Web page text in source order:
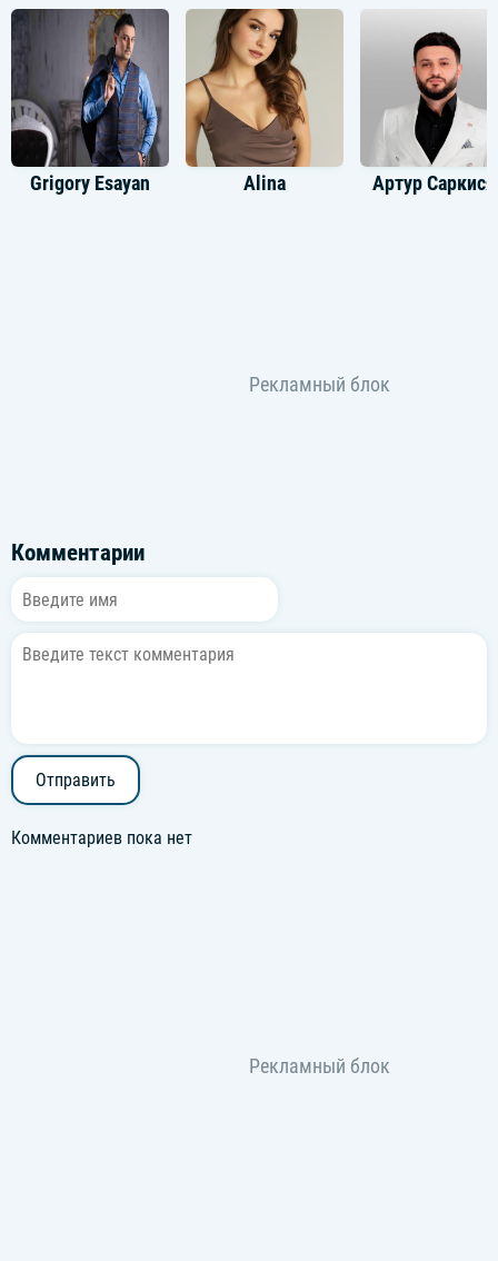
Grigory Esayan Alina Артур
Комментарии
Отправить
Комментариев пока нет